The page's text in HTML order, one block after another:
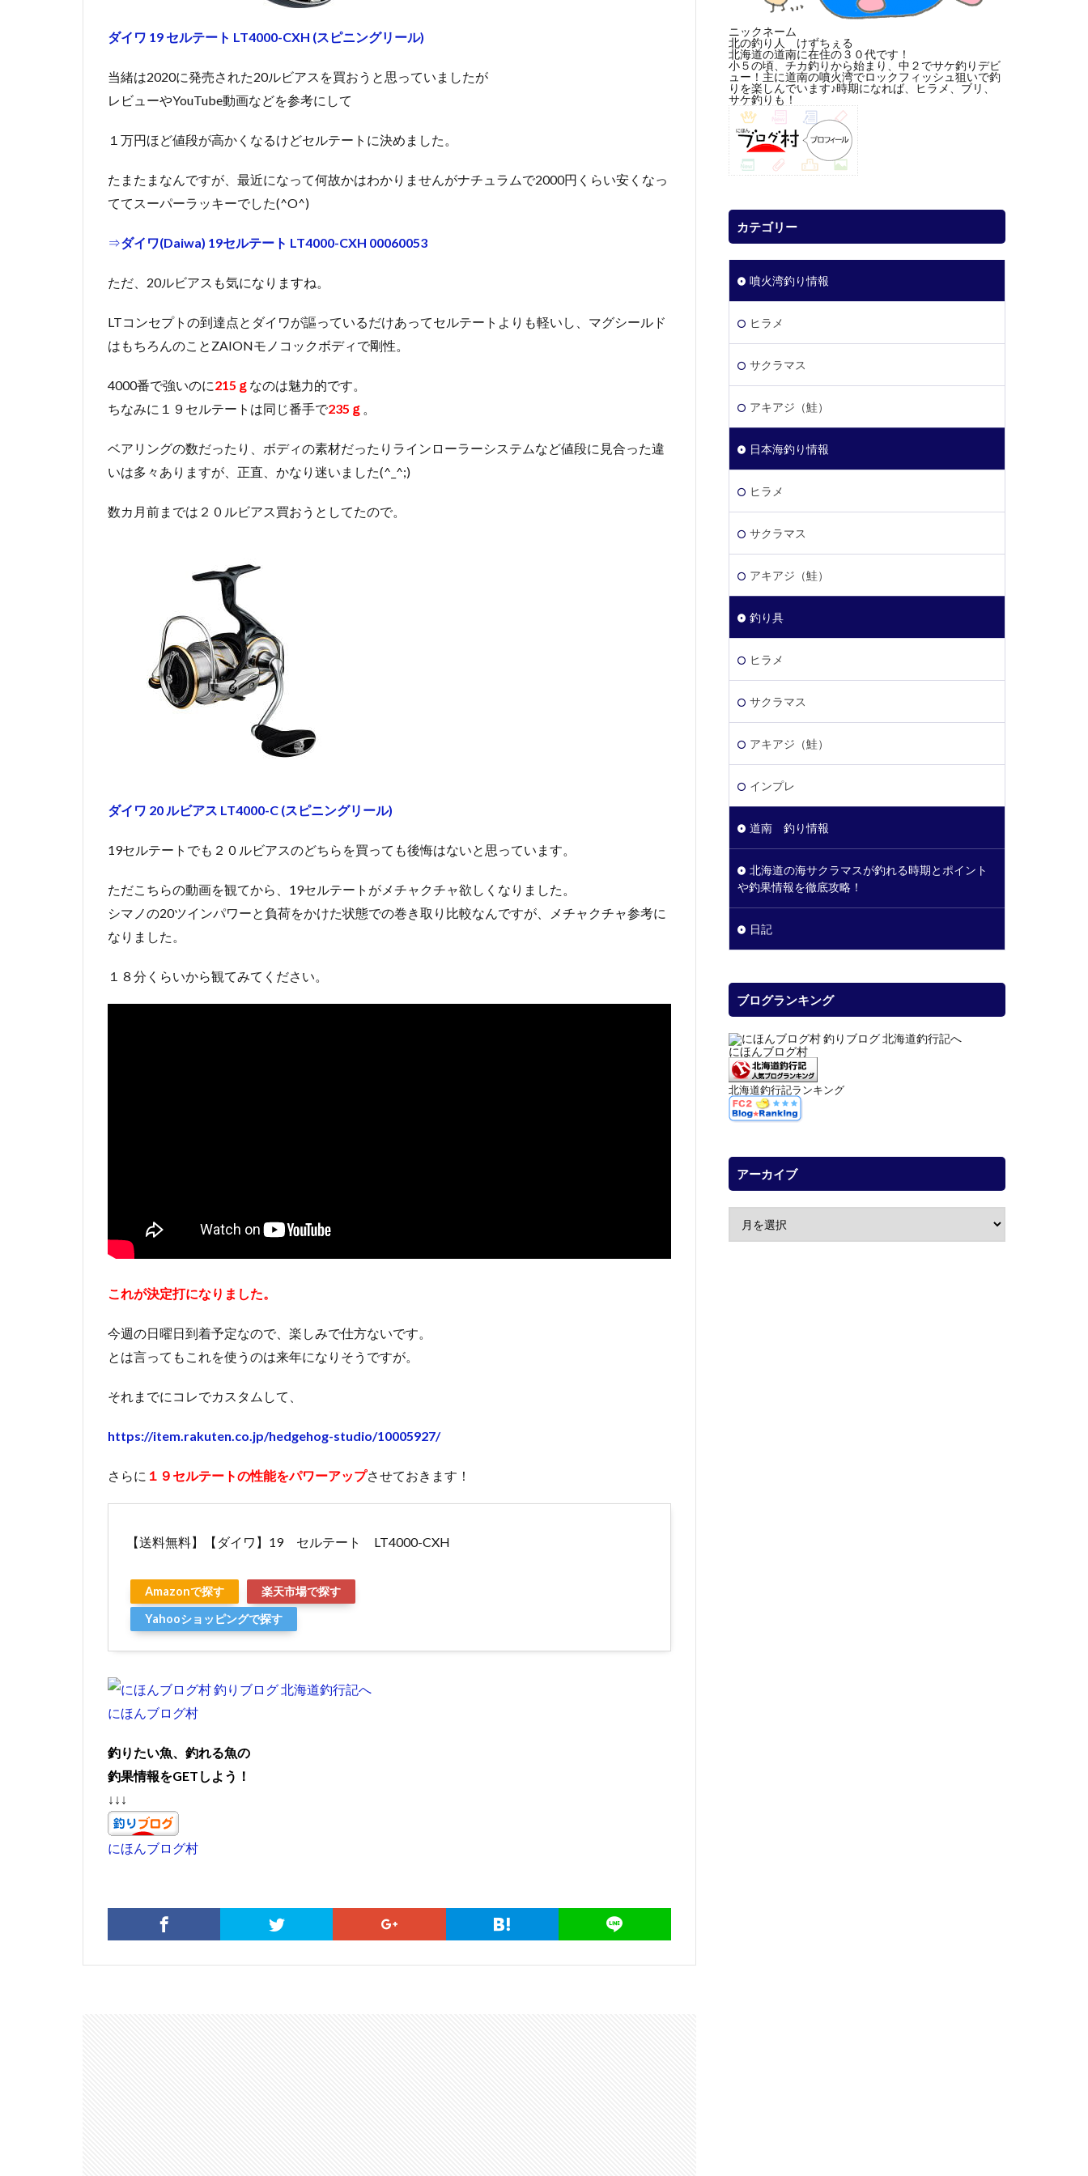
ダイワ 19 セルテート LT4000-CXH (スピニングリール)
当緒は2020に発売された20ルビアスを買おうと思っていましたが
レビューやYouTube動画などを参考にして
１万円ほど値段が高かくなるけどセルテートに決めました。
たまたまなんですが、最近になって何故かはわかりませんがナチュラムで2000円くらい安くなっ
ててスーパーラッキーでした(^O^)
⇒ダイワ(Daiwa) 19セルテート LT4000-CXH 00060053
ただ、20ルビアスも気になりますね。
LTコンセプトの到達点とダイワが謳っているだけあってセルテートよりも軽いし、マグシールド
はもちろんのことZAIONモノコックボディで剛性。
4000番で強いのに215ｇ なのは魅力的です。
ちなみに１９セルテートは同じ番手で235ｇ 。
ベアリングの数だったり、ボディの素材だったりラインローラーシステムなど値段に見合った違
いは多々ありますが、正直、かなり迷いました(^_^;)
数カ月前までは２０ルビアス買おうとしてたので。
ダイワ 20 ルビアス LT4000-C (スピニングリール)
19セルテートでも２０ルビアスのどちらを買っても後悔はないと思っています。
ただこちらの動画を観てから、19セルテートがメチャクチャ欲しくなりました。
シマノの20ツインパワーと負荷をかけた状態での巻き取り比較なんですが、メチャクチャ参考に
なりました。
１８分くらいから観てみてください。
これが決定打になりました。
今週の日曜日到着予定なので、楽しみで仕方ないです。
とは言ってもこれを使うのは来年になりそうですが。
それまでにコレでカスタムして、
https://item.rakuten.co.jp/hedgehog-studio/10005927/
さらに １９セルテートの性能をパワーアップさせておきます！
【送料無料】【ダイワ】19 セルテート LT4000-CXH
Amazonで探す
楽天市場で探す
Yahooショッピングで探す
にほんブログ村
釣りたい魚、釣れる魚の
釣果情報をGETしよう！
↓↓↓
にほんブログ村
ニックネーム
北の釣り人 けずちぇる
北海道の道南に在住の３０代です！
小５の頃、チカ釣りから始まり、中２でサケ釣りデビ
ュー！主に道南の噴火湾でロックフィッシュ狙いで釣
りを楽しんでいます♪時期になれば、ヒラメ、ブリ、
サケ釣りも！
カテゴリー
噴火湾釣り情報
ヒラメ
サクラマス
アキアジ（鮭）
日本海釣り情報
ヒラメ
サクラマス
アキアジ（鮭）
釣り具
ヒラメ
サクラマス
アキアジ（鮭）
インプレ
道南 釣り情報
北海道の海サクラマスが釣れる時期とポイント
や釣果情報を徹底攻略！
日記
ブログランキング
にほんブログ村
北海道釣行記ランキング
アーカイブ